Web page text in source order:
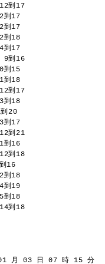
到17
到17
到17
到18
到17
9到16
到15
到18
到17
到18
到20
到17
到21
到16
到18
16
到18
到19
到18
到18
月 03 日 07 時 15 分